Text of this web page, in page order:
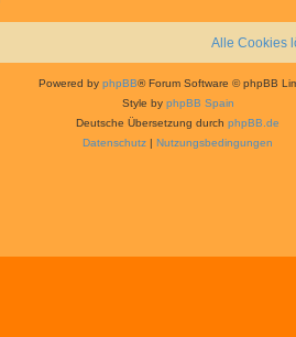
Alle Cookies
Powered by phpBB® Forum Software © phpBB
Style by phpBB Spain
Deutsche Übersetzung durch phpBB.de
Datenschutz | Nutzungsbedingungen